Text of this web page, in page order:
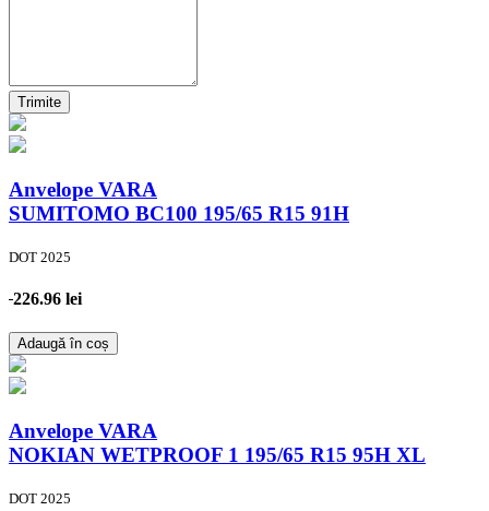
Trimite
Anvelope VARA
SUMITOMO BC100 195/65 R15 91H
DOT 2025
226.96 lei
Adaugă în coș
Anvelope VARA
NOKIAN WETPROOF 1 195/65 R15 95H XL
DOT 2025